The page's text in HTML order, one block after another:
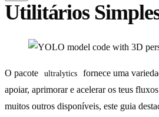
Utilitários
O pacote ultralytics
fornece uma
apoiar, aprimorar e acelerar os teus
muitos outros disponíveis, este guia